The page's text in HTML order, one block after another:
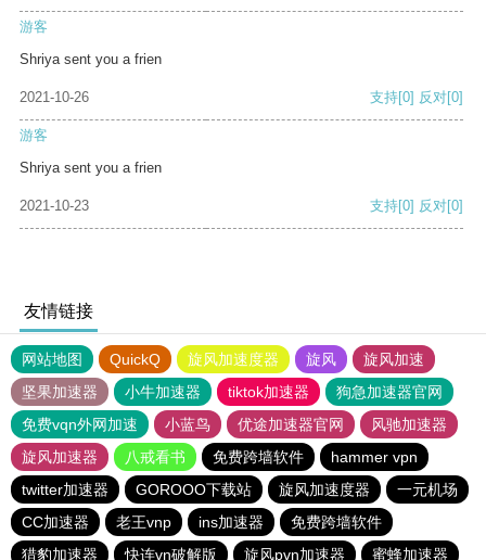
游客
Shriya sent you a frien
2021-10-26 支持[0] 反对[0]
游客
Shriya sent you a frien
2021-10-23 支持[0] 反对[0]
友情链接
网站地图 QuickQ 旋风加速度器 旋风
旋风加速
坚果加速器
小牛加速器 tiktok加速器
狗急加速器官网
免费vqn外网加速
小蓝鸟 优途加速器官网
风驰加速器
旋风加速器
八戒看书 免费跨墙软件
hammer vpn
twitter加速器
GOROOO下载站 旋风加速度器
一元机场
CC加速器
老王vnp ins加速器
免费跨墙软件
猎豹加速器
快连vn破解版 旋风pvn加速器
蜜蜂加速器